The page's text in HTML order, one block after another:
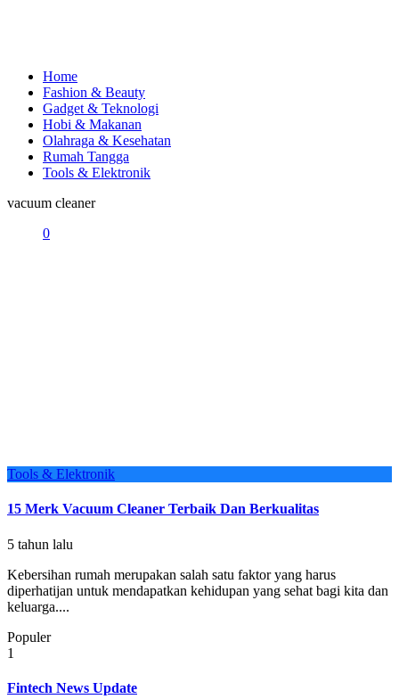
Home
Fashion & Beauty
Gadget & Teknologi
Hobi & Makanan
Olahraga & Kesehatan
Rumah Tangga
Tools & Elektronik
vacuum cleaner
0
Tools & Elektronik
15 Merk Vacuum Cleaner Terbaik Dan Berkualitas
5 tahun lalu
Kebersihan rumah merupakan salah satu faktor yang harus
diperhatijan untuk mendapatkan kehidupan yang sehat bagi kita dan
keluarga....
Populer
1
Fintech News Update